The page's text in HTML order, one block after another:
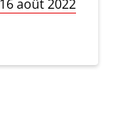
août 2022